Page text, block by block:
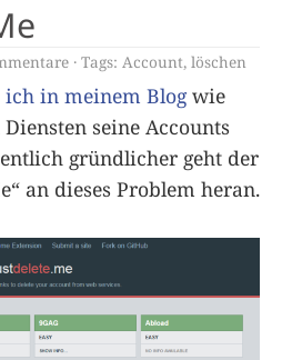
Tags: Account, löschen
ich in meinem Blog wie
seine Accounts
gründlicher geht der
an dieses Problem heran.